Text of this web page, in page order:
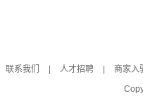
联系我们 人才招聘 商家入